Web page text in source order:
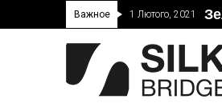
Важное 1 Лютого, 2021